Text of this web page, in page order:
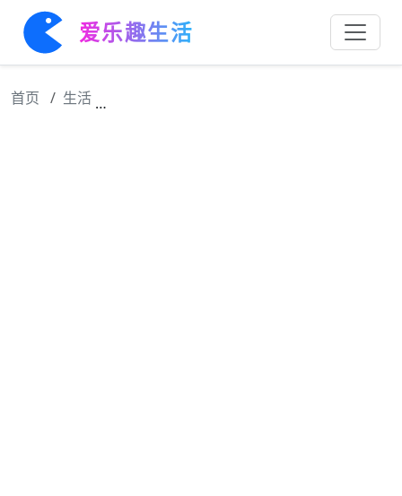
爱乐趣生活
首页 生活